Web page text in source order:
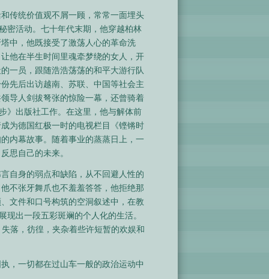
传统价值观不屑一顾，常常一面埋头
密活动。七十年代末期，他穿越柏林
中，他既接受了激荡人心的革命洗
他在半生时间里魂牵梦绕的女人，开
一员，跟随浩浩荡荡的和平大游行队
先后出访越南、苏联、中国等社会主
导人剑拔弩张的惊险一幕，还曾骑着
》出版社工作。在这里，他与解体前
为德国红极一时的电视栏目《铿锵时
内幕故事。随着事业的蒸蒸日上，一
思自己的未来。
自身的弱点和缺陷，从不回避人性的
不张牙舞爪也不羞羞答答，他拒绝那
文件和口号构筑的空洞叙述中，在教
现出一段五彩斑斓的个人化的生活。
落，彷徨，夹杂着些许短暂的欢娱和
，一切都在过山车一般的政治运动中